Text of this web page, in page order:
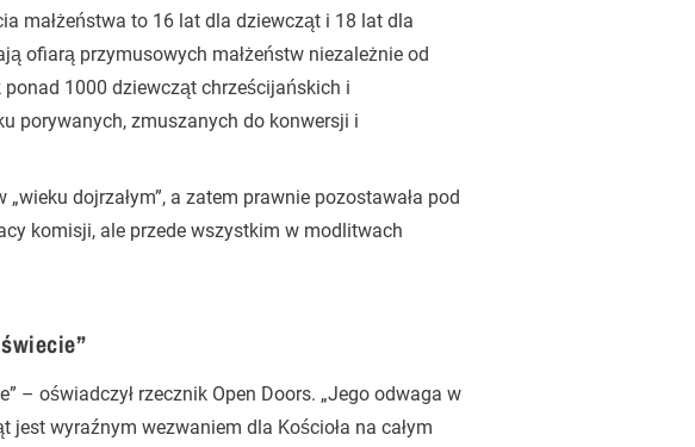
małżeństwa to 16 lat dla dziewcząt i 18 lat dla
ofiarą przymusowych małżeństw niezależnie od
1000 dziewcząt chrześcijańskich i
porywanych, zmuszanych do konwersji i
dojrzałym”, a zatem prawnie pozostawała pod
komisji, ale przede wszystkim w modlitwach
– oświadczył rzecznik Open Doors. „Jego odwaga w
wyraźnym wezwaniem dla Kościoła na całym